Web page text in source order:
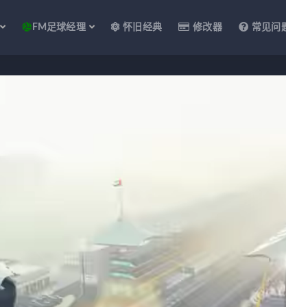
FM足球经理 怀旧经典 修改器 常见问